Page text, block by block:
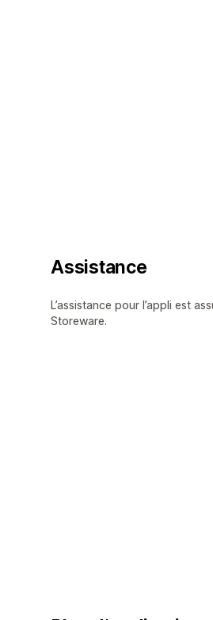
Assistance
L’assistance pour l’appli est
Storeware.